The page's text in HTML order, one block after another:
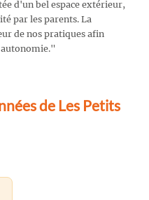
d'un bel espace extérieur,
par les parents. La
de nos pratiques afin
de Les Petits